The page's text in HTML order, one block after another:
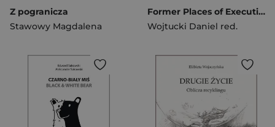
Z pogranicza
Stawowy Magdalena
Former Places of Execution in Silesia. An interdisciplinary perspective
Wojtucki Daniel red.